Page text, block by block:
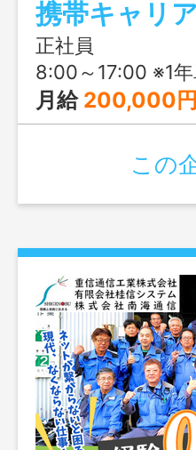
も安心してスタ
携帯キャリ
正社員
8:00～17:00 ※1
月給 200,000円～
この